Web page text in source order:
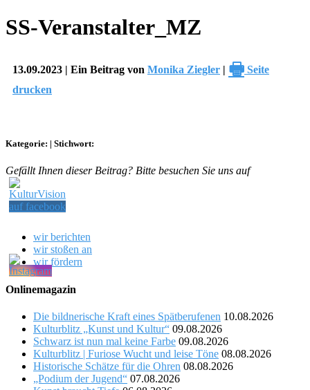
SS-Veranstalter_MZ
13.09.2023 | Ein Beitrag von Monika Ziegler | 🖶 Seite
drucken
Kategorie: | Stichwort:
Gefällt Ihnen dieser Beitrag? Bitte besuchen Sie uns auf
wir berichten
wir stoßen an
wir fördern
Onlinemagazin
Die bildnerische Kraft eines Spätberufenen 10.08.2026
Kulturblitz „Kunst und Kultur“ 09.08.2026
Schwarz ist nun mal keine Farbe 09.08.2026
Kulturblitz | Furiose Wucht und leise Töne 08.08.2026
Historische Schätze für die Ohren 08.08.2026
„Podium der Jugend“ 07.08.2026